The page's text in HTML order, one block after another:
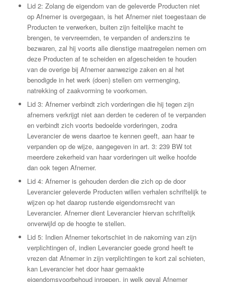
Lid 2: Zolang de eigendom van de geleverde Producten niet
op Afnemer is overgegaan, is het Afnemer niet toegestaan de
Producten te verwerken, buiten zijn feitelijke macht te
brengen, te vervreemden, te verpanden of anderszins te
bezwaren, zal hij voorts alle dienstige maatregelen nemen om
deze Producten af te scheiden en afgescheiden te houden
van de overige bij Afnemer aanwezige zaken en al het
benodigde in het werk (doen) stellen om vermenging,
natrekking of zaakvorming te voorkomen.
Lid 3: Afnemer verbindt zich vorderingen die hij tegen zijn
afnemers verkrijgt niet aan derden te cederen of te verpanden
en verbindt zich voorts bedoelde vorderingen, zodra
Leverancier de wens daartoe te kennen geeft, aan haar te
verpanden op de wijze, aangegeven in art. 3: 239 BW tot
meerdere zekerheid van haar vorderingen uit welke hoofde
dan ook tegen Afnemer.
Lid 4: Afnemer is gehouden derden die zich op de door
Leverancier geleverde Producten willen verhalen schriftelijk te
wijzen op het daarop rustende eigendomsrecht van
Leverancier. Afnemer dient Leverancier hiervan schriftelijk
onverwijld op de hoogte te stellen.
Lid 5: Indien Afnemer tekortschiet in de nakoming van zijn
verplichtingen of, indien Leverancier goede grond heeft te
vrezen dat Afnemer in zijn verplichtingen te kort zal schieten,
kan Leverancier het door haar gemaakte
eigendomsvoorbehoud inroepen, in welk geval Afnemer